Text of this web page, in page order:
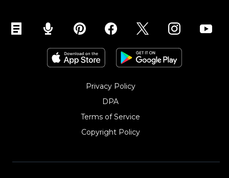
Privacy Policy
DPA
Terms of Service
Copyright Policy‎